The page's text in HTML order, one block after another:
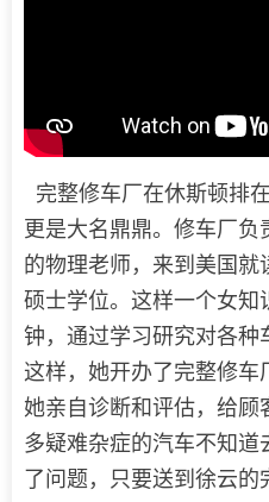
完整修车厂在休斯顿排
更是大名鼎鼎。修车厂
的物理老师，来到美国
硕士学位。这样一个女知
钟，通过学习研究对各种
这样，她开办了完整修
她亲自诊断和评估，给顾
多疑难杂症的汽车不知道
了问题，只要送到徐云